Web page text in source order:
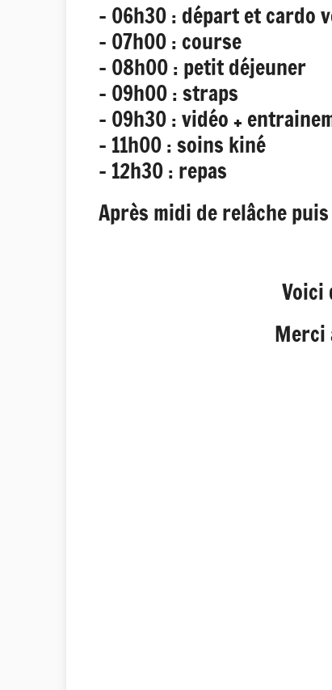
- 06h30 : départ et cardo
- 07h00 : course
- 08h00 : petit déjeuner
- 09h00 : straps
- 09h30 : vidéo +
- 11h00 : soins kiné
- 12h30 : repas
Après midi de relâche
Voici
Merci